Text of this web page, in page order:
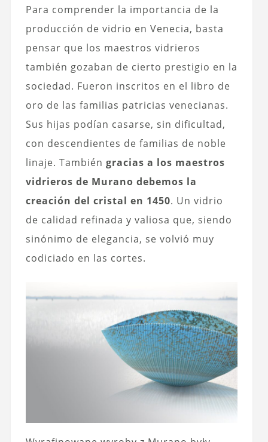
Para comprender la importancia de la
producción de vidrio en Venecia, basta
pensar que los maestros vidrieros
también gozaban de cierto prestigio en la
sociedad. Fueron inscritos en el libro de
oro de las familias patricias venecianas.
Sus hijas podían casarse, sin dificultad,
con descendientes de familias de noble
linaje. También gracias a los maestros
vidrieros de Murano debemos la
creación del cristal en 1450. Un vidrio
de calidad refinada y valiosa que, siendo
sinónimo de elegancia, se volvió muy
codiciado en las cortes.